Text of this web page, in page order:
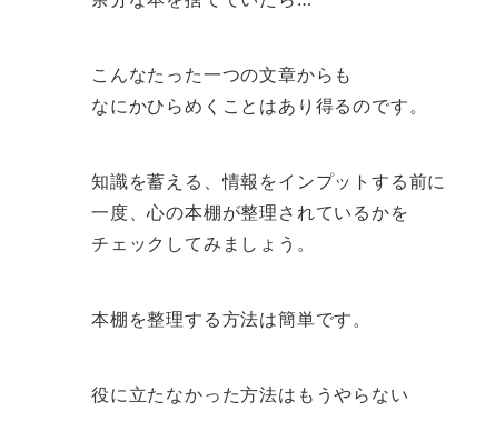
こんなたった一つの文章からも
なにかひらめくことはあり得るのです。
知識を蓄える、情報をインプットする前に
一度、心の本棚が整理されているかを
チェックしてみましょう。
本棚を整理する方法は簡単です。
役に立たなかった方法はもうやらない